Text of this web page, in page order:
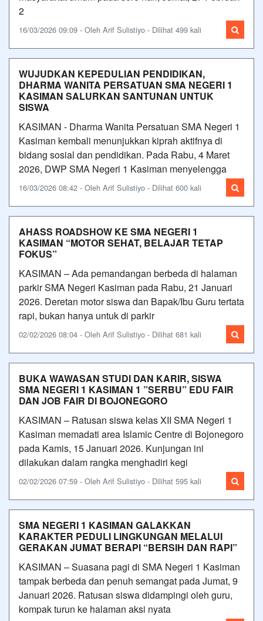
2
16/03/2026 09:09 - Oleh Arif Sulistiyo - Dilihat 499 kali
WUJUDKAN KEPEDULIAN PENDIDIKAN,
DHARMA WANITA PERSATUAN SMA NEGERI 1
KASIMAN SALURKAN SANTUNAN UNTUK
SISWA
KASIMAN - Dharma Wanita Persatuan SMA Negeri 1
Kasiman kembali menunjukkan kiprah aktifnya di
bidang sosial dan pendidikan. Pada Rabu, 4 Maret
2026, DWP SMA Negeri 1 Kasiman menyelengga
16/03/2026 08:42 - Oleh Arif Sulistiyo - Dilihat 600 kali
AHASS ROADSHOW KE SMA NEGERI 1
KASIMAN “MOTOR SEHAT, BELAJAR TETAP
FOKUS”
KASIMAN – Ada pemandangan berbeda di halaman
parkir SMA Negeri Kasiman pada Rabu, 21 Januari
2026. Deretan motor siswa dan Bapak/Ibu Guru tertata
rapi, bukan hanya untuk di parkir
02/02/2026 08:04 - Oleh Arif Sulistiyo - Dilihat 681 kali
BUKA WAWASAN STUDI DAN KARIR, SISWA
SMA NEGERI 1 KASIMAN 1 ”SERBU” EDU FAIR
DAN JOB FAIR DI BOJONEGORO
KASIMAN – Ratusan siswa kelas XII SMA Negeri 1
Kasiman memadati area Islamic Centre di Bojonegoro
pada Kamis, 15 Januari 2026. Kunjungan ini
dilakukan dalam rangka menghadiri kegi
02/02/2026 07:59 - Oleh Arif Sulistiyo - Dilihat 595 kali
SMA NEGERI 1 KASIMAN GALAKKAN
KARAKTER PEDULI LINGKUNGAN MELALUI
GERAKAN JUMAT BERAPI “BERSIH DAN RAPI”
KASIMAN – Suasana pagi di SMA Negeri 1 Kasiman
tampak berbeda dan penuh semangat pada Jumat, 9
Januari 2026. Ratusan siswa didampingi oleh guru,
kompak turun ke halaman aksi nyata